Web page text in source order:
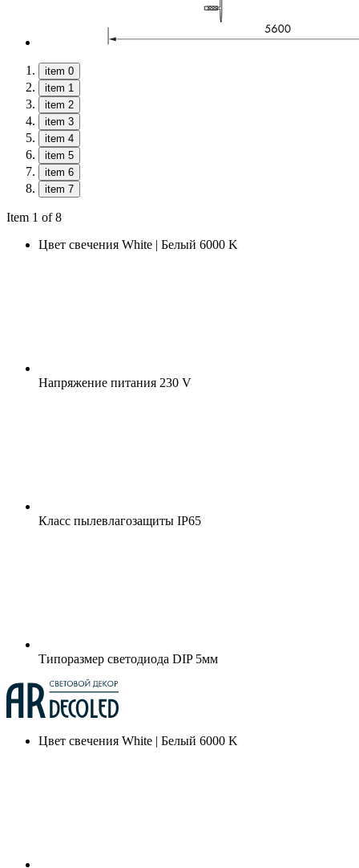
item 0
item 1
item 2
item 3
item 4
item 5
item 6
item 7
Item 1 of 8
Цвет свечения White | Белый 6000 K
Напряжение питания 230 V
Класс пылевлагозащиты IP65
Типоразмер светодиода DIP 5мм
Цвет свечения White | Белый 6000 K